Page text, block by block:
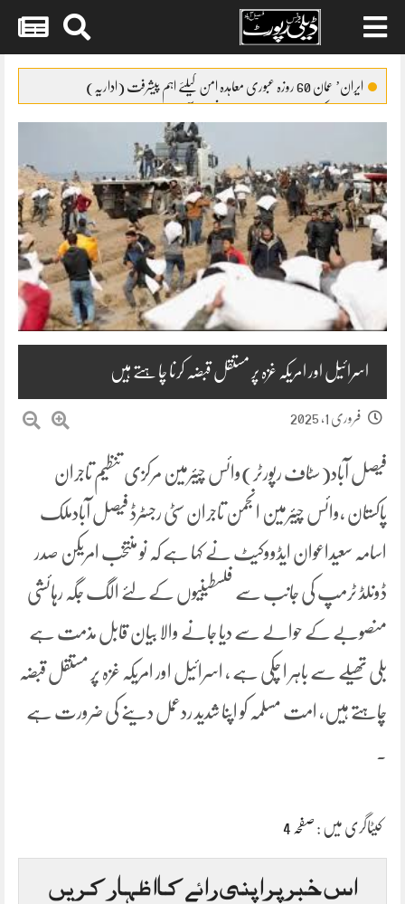
contentایران’ عمان 60 روزہ عبوری معاہدہ امن کیلئے اہم پیشرفت (اداریہ)
پنشن فنڈز کی سرمایہ کاری سے خزانے کو نقصان پہنچانے کے معاملے کی
انکوائری شروع
گندم آٹے کا بحران تیل سے بھی بڑا ہو چکا ہے
اسرائیل اور امریکہ غزہ پر مستقل قبضہ کرنا چاہتے ہیں
فروری 1, 2025
فیصل آباد(سٹاف رپورٹر)وائس چیئرمین مرکزی تنظیم تاجران
پاکستان ،وائس چیئرمین انجمن تاجران سٹی رجسٹرڈ فیصل آبادملک
اسامہ سعیداعوان ایڈووکیٹ نے کہا ہے کہ نو منتخب امریکن صدر
ڈونلڈ ٹرمپ کی جانب سے فلسطینیوں کے لئے الگ جگہ رہائشی
منصوبے کے حوالے سے دیا جانے والا بیان قابل مذمت ہے
بلی تھیلے سے باہر ا چکی ہے ، اسرائیل اور امریکہ غزہ پر مستقل قبضہ
چاہتے ہیں، امت مسلمہ کو اپنا شدید ردعمل دینے کی ضرورت ہے
کیٹاگری میں : صفحہ 4
اس خبر پر اپنی رائے کا اظہار کریں